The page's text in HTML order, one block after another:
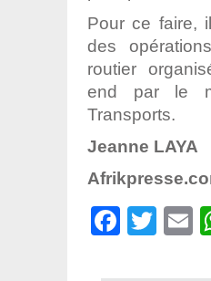
Pour ce faire,
des
routier
end par le
Transports.
Jeanne LAYA